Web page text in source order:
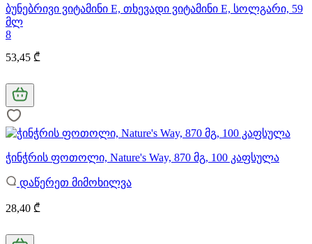
ბუნებრივი ვიტამინი E, თხევადი ვიტამინი E, სოლგარი, 59
მლ
8
53,45 ₾
ჭინჭრის ფოთოლი, Nature's Way, 870 მგ, 100 კაფსულა
დაწერეთ მიმოხილვა
28,40 ₾